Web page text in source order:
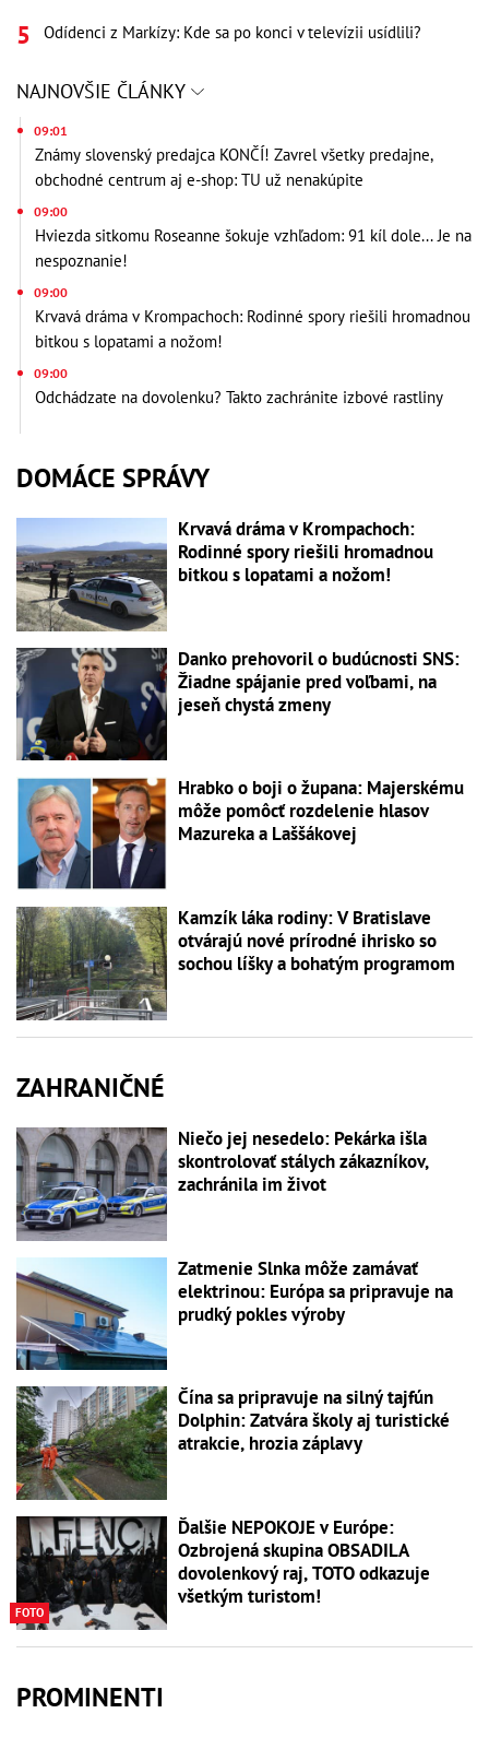
Odídenci z Markízy: Kde sa po konci v televízii usídlili?
NAJNOVŠIE ČLÁNKY
09:01
Známy slovenský predajca KONČÍ! Zavrel všetky predajne,
obchodné centrum aj e-shop: TU už nenakúpite
09:00
Hviezda sitkomu Roseanne šokuje vzhľadom: 91 kíl dole... Je na
nespoznanie!
09:00
Krvavá dráma v Krompachoch: Rodinné spory riešili hromadnou
bitkou s lopatami a nožom!
09:00
Odchádzate na dovolenku? Takto zachránite izbové rastliny
DOMÁCE SPRÁVY
Krvavá dráma v Krompachoch:
Rodinné spory riešili hromadnou
bitkou s lopatami a nožom!
Danko prehovoril o budúcnosti SNS:
Žiadne spájanie pred voľbami, na
jeseň chystá zmeny
Hrabko o boji o župana: Majerskému
môže pomôcť rozdelenie hlasov
Mazureka a Laššákovej
Kamzík láka rodiny: V Bratislave
otvárajú nové prírodné ihrisko so
sochou líšky a bohatým programom
ZAHRANIČNÉ
Niečo jej nesedelo: Pekárka išla
skontrolovať stálych zákazníkov,
zachránila im život
Zatmenie Slnka môže zamávať
elektrinou: Európa sa pripravuje na
prudký pokles výroby
Čína sa pripravuje na silný tajfún
Dolphin: Zatvára školy aj turistické
atrakcie, hrozia záplavy
FOTO
Ďalšie NEPOKOJE v Európe:
Ozbrojená skupina OBSADILA
dovolenkový raj, TOTO odkazuje
všetkým turistom!
PROMINENTI